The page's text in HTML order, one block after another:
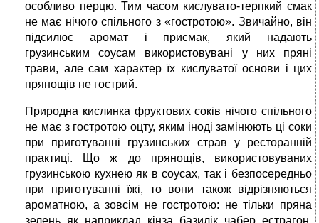
особливо перцю. Тим часом кислувато-терпкий смак
не має нічого спільного з «гостротою». Звичайно, він
підсилює аромат і присмак, який надають
грузинським соусам використовувані у них пряні
трави, але сам характер їх кислуватої основи і цих
прянощів не гострий.
Природна кислинка фруктових соків нічого спільного
не має з гостротою оцту, яким іноді замінюють ці соки
при приготуванні грузинських страв у ресторанній
практиці. Що ж до прянощів, використовуваних
грузинською кухнею як в соусах, так і безпосередньо
при приготуванні їжі, то вони також відрізняються
ароматною, а зовсім не гостротою: не тільки пряна